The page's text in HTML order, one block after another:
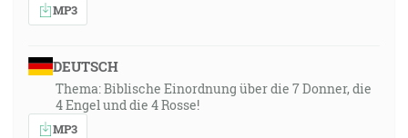
MP3
DEUTSCH
Thema: Biblische Einordnung über die 7 Donner, die
4 Engel und die 4 Rosse!
MP3